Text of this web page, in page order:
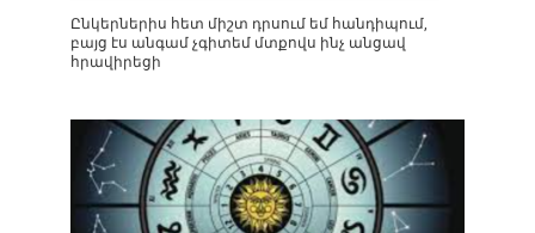
Ընկերներիս հետ միշտ դրսում եմ հանդիպում,
բայց էս անգամ չգիտեմ մտքովս ինչ անցավ
հրավիրեցի